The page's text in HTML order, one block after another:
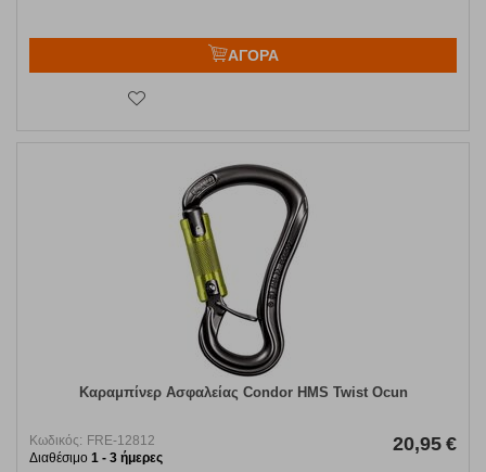
ΑΓΟΡΑ
Καραμπίνερ Ασφαλείας Condor HMS Twist Ocun
Κωδικός: FRE-12812
Διαθέσιμο 1 - 3 ήμερες
20,95 €